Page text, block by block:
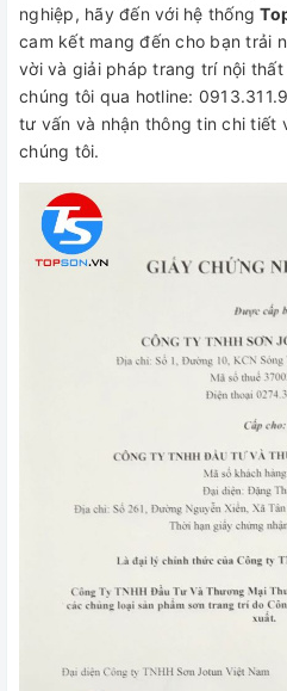
nghiệp, hãy đến với hệ thống
cam kết mang đến cho bạn trải
vời và giải pháp trang trí nội
chúng tôi qua hotline:
tư vấn và nhận thông tin chi tiết
chúng tôi.